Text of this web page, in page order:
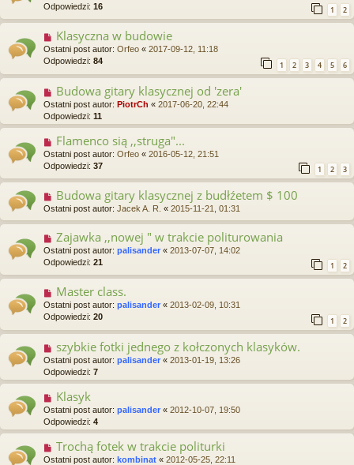
Odpowiedzi: 16 1 2
Klasyczna w budowie
Ostatni post autor: Orfeo « 2017-09-12, 11:18
Odpowiedzi: 84 1 2 3 4 5 6
Budowa gitary klasycznej od 'zera'
Ostatni post autor: PiotrCh « 2017-06-20, 22:44
Odpowiedzi: 11
Flamenco sią ,,struga"...
Ostatni post autor: Orfeo « 2016-05-12, 21:51
Odpowiedzi: 37 1 2 3
Budowa gitary klasycznej z budłźetem $ 100
Ostatni post autor: Jacek A. R. « 2015-11-21, 01:31
Zajawka ,,nowej " w trakcie politurowania
Ostatni post autor: palisander « 2013-07-07, 14:02
Odpowiedzi: 21 1 2
Master class.
Ostatni post autor: palisander « 2013-02-09, 10:31
Odpowiedzi: 20 1 2
szybkie fotki jednego z kołczonych klasyków.
Ostatni post autor: palisander « 2013-01-19, 13:26
Odpowiedzi: 7
Klasyk
Ostatni post autor: palisander « 2012-10-07, 19:50
Odpowiedzi: 4
Trochą fotek w trakcie politurki
Ostatni post autor: kombinat « 2012-05-25, 22:11